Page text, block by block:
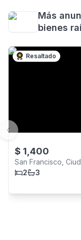
Más
bienes
Resaltado
$ 1,400
San Francisco,
2
3
Previous slide